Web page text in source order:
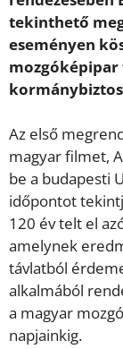
tekinthető
eseményen
mozgóképipar
Az első
magyar filmet,
be a budapesti
időpontot
120 év telt el
amelynek
távlatból
alkalmából
a magyar
napjainkig.